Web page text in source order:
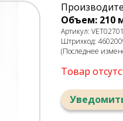
Объем: 210
Артикул: VET02701
Штрихкод:
(Последнее
Товар